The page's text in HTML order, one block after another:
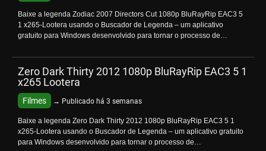
Baixe a legenda Zodiac 2007 Directors Cut 1080p BluRayRip EAC3 5
1 x265-Lootera usando o Buscador de Legenda – um aplicativo
gratuito para Windows desenvolvido para tornar o processo de…
Zero Dark Thirty 2012 1080p BluRayRip EAC3 5 1
x265 Lootera
Filmes → Publicado há 3 semanas
Baixe a legenda Zero Dark Thirty 2012 1080p BluRayRip EAC3 5 1
x265-Lootera usando o Buscador de Legenda – um aplicativo gratuito
para Windows desenvolvido para tornar o processo de…